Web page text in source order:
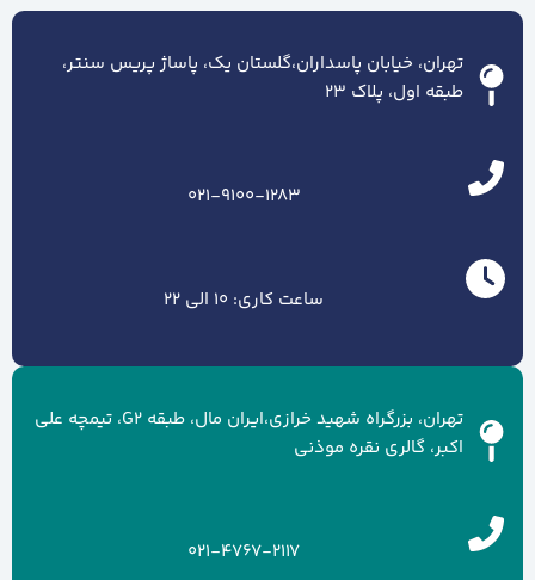
تهران، خیابان پاسداران،گلستان یک، پاساژ پریس سنتر،
طبقه اول، پلاک ۲۳
021-9100-1283
ساعت کاری: 10 الی 22
تهران، بزرگراه شهید خرازی،ایران مال، طبقه G2، تیمچه علی
اکبر، گالری نقره موذنی
021-4767-2117